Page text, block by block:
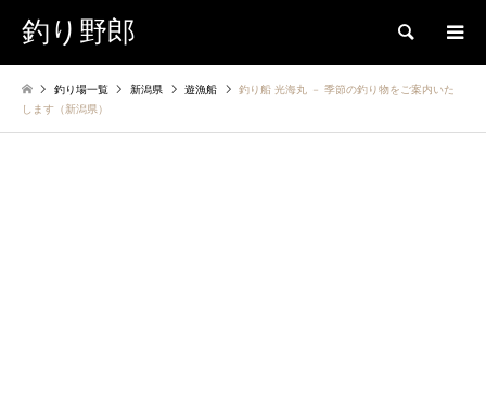
釣り野郎 検索
釣り場一覧 新潟県 遊漁船
釣り船 光海丸 － 季節の釣り物をご案内いた
します（新潟県）